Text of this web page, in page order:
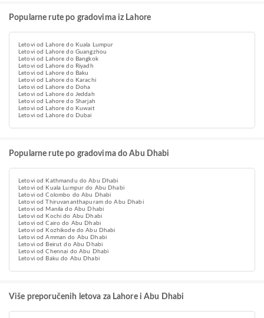
Popularne rute po gradovima iz Lahore
Letovi od Lahore do Kuala Lumpur
Letovi od Lahore do Guangzhou
Letovi od Lahore do Bangkok
Letovi od Lahore do Riyadh
Letovi od Lahore do Baku
Letovi od Lahore do Karachi
Letovi od Lahore do Doha
Letovi od Lahore do Jeddah
Letovi od Lahore do Sharjah
Letovi od Lahore do Kuwait
Letovi od Lahore do Dubai
Popularne rute po gradovima do Abu Dhabi
Letovi od Kathmandu do Abu Dhabi
Letovi od Kuala Lumpur do Abu Dhabi
Letovi od Colombo do Abu Dhabi
Letovi od Thiruvananthapuram do Abu Dhabi
Letovi od Manila do Abu Dhabi
Letovi od Kochi do Abu Dhabi
Letovi od Cairo do Abu Dhabi
Letovi od Kozhikode do Abu Dhabi
Letovi od Amman do Abu Dhabi
Letovi od Beirut do Abu Dhabi
Letovi od Chennai do Abu Dhabi
Letovi od Baku do Abu Dhabi
Više preporučenih letova za Lahore i Abu Dhabi